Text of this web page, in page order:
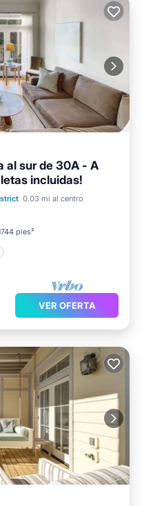
al sur de 30A - A
incluidas!
0.03 mi al centro
pies²
mar
VER OFERTA